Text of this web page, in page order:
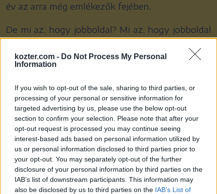
kozter.com - Do Not Process My Personal
Information
If you wish to opt-out of the sale, sharing to third parties, or
processing of your personal or sensitive information for
targeted advertising by us, please use the below opt-out
section to confirm your selection. Please note that after your
opt-out request is processed you may continue seeing
interest-based ads based on personal information utilized by
us or personal information disclosed to third parties prior to
your opt-out. You may separately opt-out of the further
disclosure of your personal information by third parties on the
IAB’s list of downstream participants. This information may
also be disclosed by us to third parties on the IAB’s List of
év az arra még emlékezők fejében.
De mi az, hogy jobboldal? Mi az, hogy jobboldal
ma már nem biztos, hogy működne. Nem biztos,
világunkat, még egy alapvetően konzervatív
pártnak is le kell követnie, mert jön valaki a
Facebookról, és a saját szabályaival mindenkit
megver. Egy nagy mázlija a Fidesznek: Magyar
Péter, ha megfeszül sem tud annyit Bocskaiban
felszólalni, hogy lenyúlja végérvényesen a
jobboldali szavazókat. Bár szemmel láthatólag
próbálkozni fog.